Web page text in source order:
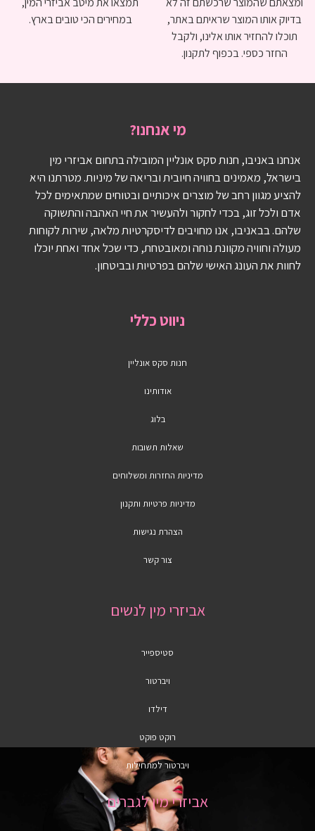
בדיוק אותו המוצר שראיתם באתר,
תוכלו להחזיר אותו אלינו, ולקבל
החזר כספי. בכפוף לתקנון.
במחירים הכי טובים בארץ.
מי אנחנו?
אנחנו באניבו, חנות סקס אונליין המובילה בתחום אביזרי מין
בישראל, מאמינים בחוויה חיובית ובריאה של מיניות. מטרתנו היא
להציע מגוון רחב של מוצרים איכותיים ובטוחים שמתאימים לכל
אדם ולכל זוג, בכדי לחקור ולהעשיר את חיי האהבה והתשוקה
שלהם. בבאניבו, אנו מחויבים לדיסקרטיות מלאה, שירות לקוחות
מעולה וחוויה מקוונת נוחה ומאובטחת, כדי שכל אחד ואחת יוכלו
לחוות את העונג האישי שלהם בפרטיות ובביטחון.
ניווט כללי
חנות סקס אונליין
אודותינו
בלוג
שאלות תשובות
מדיניות החזרות ומשלוחים
מדיניות פרטיות ותקנון
הצהרת נגישות
צור קשר
אביזרי מין לנשים
סטיספייר
ויברטור
דילדו
רוקט פוקט
ויברטור למתחילות
אביזרי מין לגברים